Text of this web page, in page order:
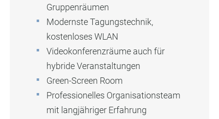
Gruppenräumen
Modernste Tagungstechnik,
kostenloses WLAN
Videokonferenzräume auch für
hybride Veranstaltungen
Green-Screen Room
Professionelles Organisationsteam
mit langjähriger Erfahrung